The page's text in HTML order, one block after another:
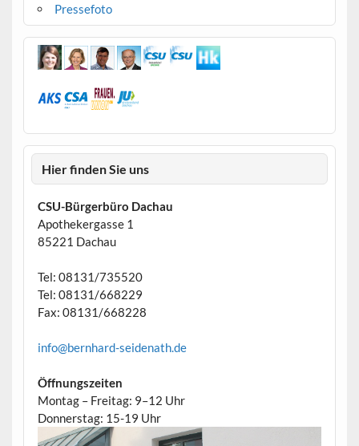
Pressefoto
Hier finden Sie uns
CSU-Bürgerbüro Dachau
Apothekergasse 1
85221 Dachau
Tel: 08131/735520
Tel: 08131/668229
Fax: 08131/668228
info@bernhard-seidenath.de
Öffnungszeiten
Montag – Freitag: 9–12 Uhr
Donnerstag: 15-19 Uhr